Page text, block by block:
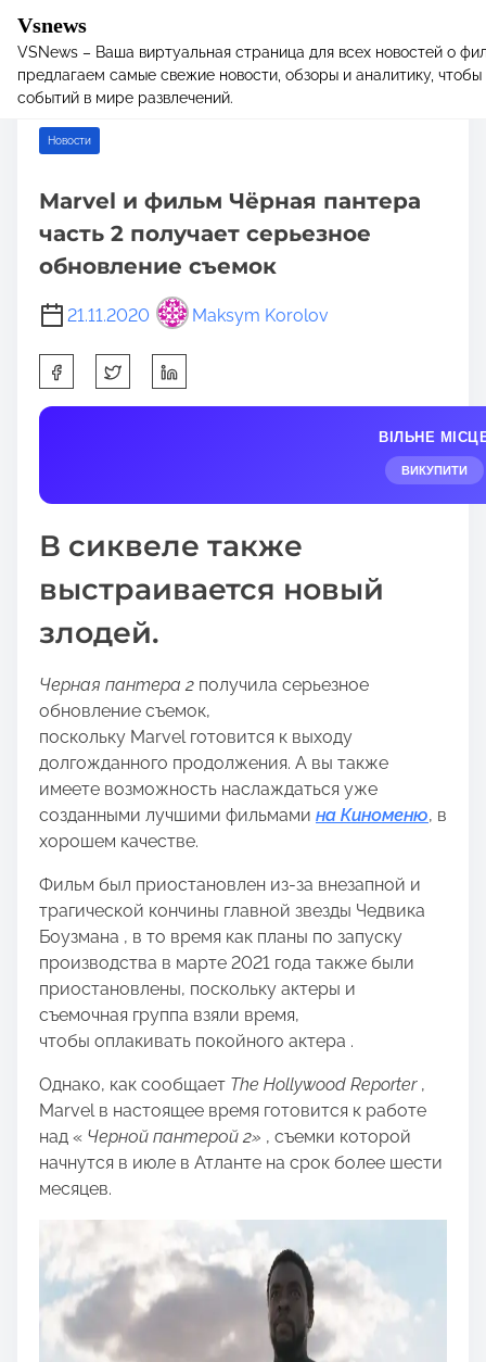
Vsnews
VSNews – Ваша виртуальная страница для всех новостей о
предлагаем самые свежие новости, обзоры и аналитику,
событий в мире развлечений.
Home/Новости / Marvel и фильм Чёрная пантера часть 2
получает серьезное обновление съемок
Новости
Marvel и фильм Чёрная пантера
часть 2 получает серьезное
обновление съемок
21.11.2020 Maksym Korolov
h
a
t
p
o
t
o
n
ВІЛЬНЕ
ВИКУПИТИ
В сиквеле также
выстраивается новый
злодей.
Черная пантера 2 получила серьезное
обновление съемок,
поскольку Marvel готовится к выходу
долгожданного продолжения. А вы также
имеете возможность наслаждаться уже
созданными лучшими фильмами на Киноменю, в
хорошем качестве.
Фильм был приостановлен из-за внезапной и
трагической кончины главной звезды Чедвика
Боузмана , в то время как планы по запуску
производства в марте 2021 года также были
приостановлены, поскольку актеры и
съемочная группа взяли время,
чтобы оплакивать покойного актера .
Однако, как сообщает The Hollywood Reporter,
Marvel в настоящее время готовится к работе
над « Черной пантерой 2» , съемки которой
начнутся в июле в Атланте на срок более шести
месяцев.